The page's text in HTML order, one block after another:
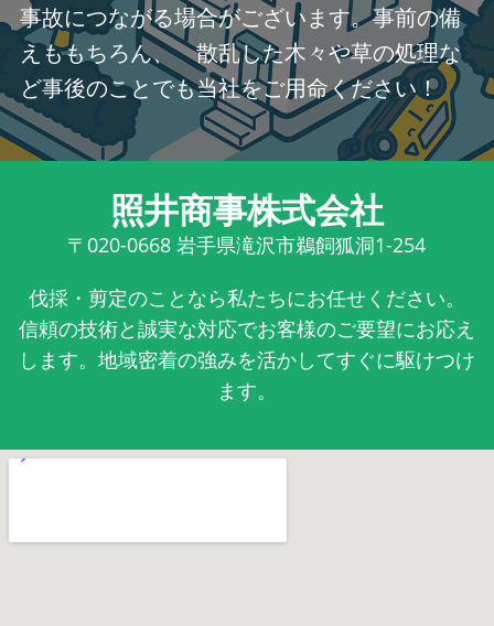
事故につながる場合がございます。事前の備
えももちろん、 散乱した木々や草の処理な
ど事後のことでも当社をご用命ください！
照井商事株式会社
〒020-0668 岩手県滝沢市鵜飼狐洞1-254
伐採・剪定のことなら私たちにお任せください。
信頼の技術と誠実な対応でお客様のご要望にお応え
します。地域密着の強みを活かしてすぐに駆けつけ
ます。